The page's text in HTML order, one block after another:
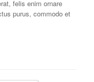
felis enim ornare
purus, commodo et